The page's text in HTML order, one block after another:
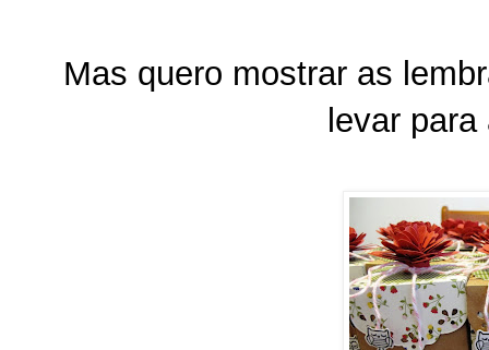
Mas quero mostrar as
levar